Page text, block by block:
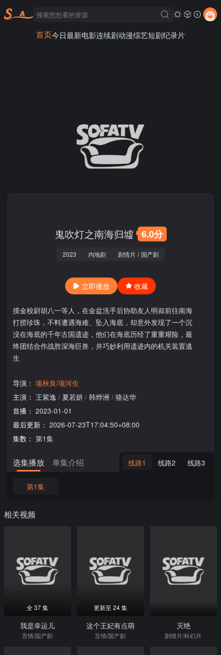
首页今日最新电影连续剧动漫综艺短剧纪录片
鬼吹灯之南海归墟 6.0分
2023 内地剧 剧情片 / 国产剧
立即播放 收藏
摸金校尉胡八一等人，在金盆洗手后协助友人明叔前往南海
打捞珍珠，不料遭遇海难、坠入海底，却意外发现了一个沉
没在海底的千年古国遗迹，他们在海底历经了重重艰险，最
终团结合作战胜深海巨兽，并巧妙利用遗迹内的机关装置逃
生
导演： 项秋良/项河生
主演： 王紫逸 / 夏若妍 / 韩烨洲 / 骆达华
首播： 2023-01-01
最后更新： 2026-07-23T17:04:50+08:00
集数： 第1集
选集播放 单集介绍 线路1 线路2 线路3
第1集
相关视频
全 37 集
我是幸运儿
言情/国产剧
更新至 24 集
这个王妃有点萌
言情/国产剧
灭绝
剧情片/科幻片